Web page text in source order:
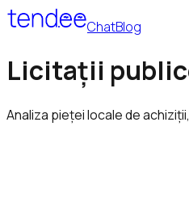
ChatBlog
Licitații
Analiza pieței locale de